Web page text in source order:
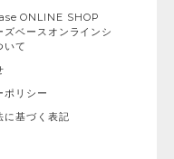
ONLINE SHOP
ズベースオンラインシ
いて
ポリシー
に基づく表記